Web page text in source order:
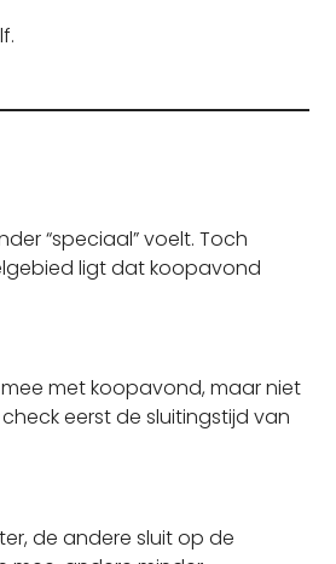
“speciaal” voelt. Toch
ligt dat koopavond
met koopavond, maar niet
eerst de sluitingstijd van
de andere sluit op de